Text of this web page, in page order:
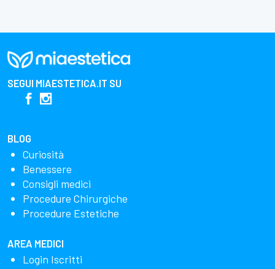
SEGUI MIAESTETICA.IT SU
BLOG
Curiosità
Benessere
Consigli medici
Procedure Chirurgiche
Procedure Estetiche
AREA MEDICI
Login Iscritti